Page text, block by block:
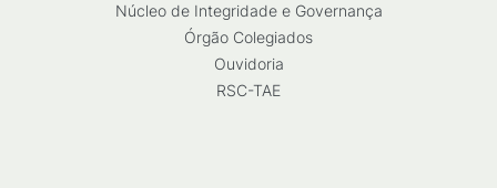
Núcleo de Integridade e Governança
Órgão Colegiados
Ouvidoria
RSC-TAE